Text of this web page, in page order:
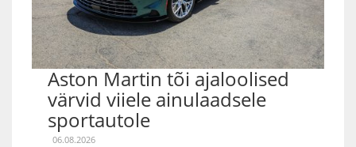
Aston Martin tõi ajaloolised
värvid viiele ainulaadsele
sportautole
06.08.2026